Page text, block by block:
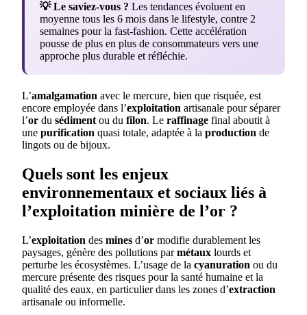
💡 Le saviez-vous ? Les tendances évoluent en
moyenne tous les 6 mois dans le lifestyle, contre 2
semaines pour la fast-fashion. Cette accélération
pousse de plus en plus de consommateurs vers une
approche plus durable et réfléchie.
L’amalgamation avec le mercure, bien que risquée, est
encore employée dans l’exploitation artisanale pour séparer
l’or du sédiment ou du filon. Le raffinage final aboutit à
une purification quasi totale, adaptée à la production de
lingots ou de bijoux.
Quels sont les enjeux
environnementaux et sociaux liés à
l’exploitation minière de l’or ?
L’exploitation des mines d’or modifie durablement les
paysages, génère des pollutions parmétaux lourds et
perturbe les écosystèmes. L’usage de la cyanuration ou du
mercure présente des risques pour la santé humaine et la
qualité des eaux, en particulier dans les zones d’extraction
artisanale ou informelle.